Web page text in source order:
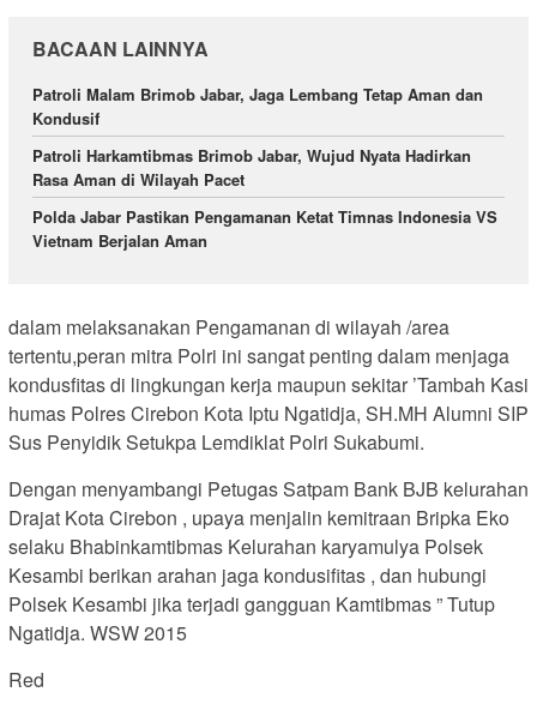
BACAAN LAINNYA
Patroli Malam Brimob Jabar, Jaga Lembang Tetap Aman dan
Kondusif
Patroli Harkamtibmas Brimob Jabar, Wujud Nyata Hadirkan
Rasa Aman di Wilayah Pacet
Polda Jabar Pastikan Pengamanan Ketat Timnas Indonesia VS
Vietnam Berjalan Aman
dalam melaksanakan Pengamanan di wilayah /area
tertentu,peran mitra Polri ini sangat penting dalam menjaga
kondusfitas di lingkungan kerja maupun sekitar ’Tambah Kasi
humas Polres Cirebon Kota Iptu Ngatidja, SH.MH Alumni SIP
Sus Penyidik Setukpa Lemdiklat Polri Sukabumi.
Dengan menyambangi Petugas Satpam Bank BJB kelurahan
Drajat Kota Cirebon , upaya menjalin kemitraan Bripka Eko
selaku Bhabinkamtibmas Kelurahan karyamulya Polsek
Kesambi berikan arahan jaga kondusifitas , dan hubungi
Polsek Kesambi jika terjadi gangguan Kamtibmas ” Tutup
Ngatidja. WSW 2015
Red